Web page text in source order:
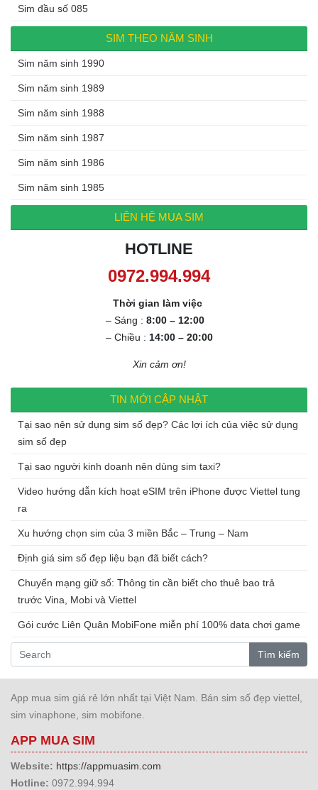
Sim đầu số 085
SIM THEO NĂM SINH
Sim năm sinh 1990
Sim năm sinh 1989
Sim năm sinh 1988
Sim năm sinh 1987
Sim năm sinh 1986
Sim năm sinh 1985
LIÊN HỆ MUA SIM
HOTLINE
0972.994.994
Thời gian làm việc
– Sáng : 8:00 – 12:00
– Chiều : 14:00 – 20:00
Xin cảm ơn!
TIN MỚI CẬP NHẬT
Tại sao nên sử dụng sim số đẹp? Các lợi ích của việc sử dụng
sim số đẹp
Tại sao người kinh doanh nên dùng sim taxi?
Video hướng dẫn kích hoạt eSIM trên iPhone được Viettel tung
ra
Xu hướng chọn sim của 3 miền Bắc – Trung – Nam
Định giá sim số đẹp liệu bạn đã biết cách?
Chuyển mạng giữ số: Thông tin cần biết cho thuê bao trả
trước Vina, Mobi và Viettel
Gói cước Liên Quân MobiFone miễn phí 100% data chơi game
Tìm kiếm
App mua sim giá rẻ lớn nhất tại Việt Nam. Bán sim số đẹp viettel,
sim vinaphone, sim mobifone.
APP MUA SIM
Website: https://appmuasim.com
Hotline: 0972.994.994